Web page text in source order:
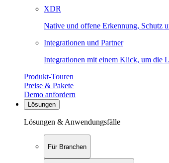
XDR
Native und offene Erkennung, Schutz
Integrationen und Partner
Integrationen mit einem Klick, um die
Produkt-Touren
Preise & Pakete
Demo anfordern
Lösungen
Lösungen & Anwendungsfälle
Für Branchen